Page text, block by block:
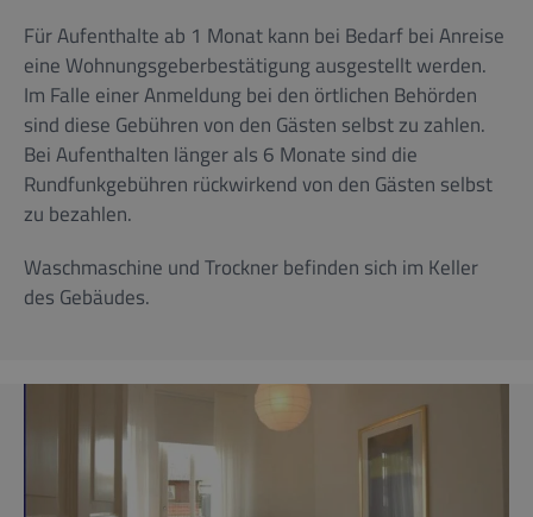
Für Aufenthalte ab 1 Monat kann bei Bedarf bei Anreise
eine Wohnungsgeberbestätigung ausgestellt werden.
Im Falle einer Anmeldung bei den örtlichen Behörden
sind diese Gebühren von den Gästen selbst zu zahlen.
Bei Aufenthalten länger als 6 Monate sind die
Rundfunkgebühren rückwirkend von den Gästen selbst
zu bezahlen.
Waschmaschine und Trockner befinden sich im Keller
des Gebäudes.